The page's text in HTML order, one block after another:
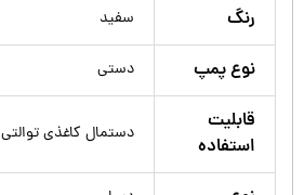
رنگ سفید
نوع پمپ دستی
قابلیت
استفاده
دستمال کاغذی توالتی